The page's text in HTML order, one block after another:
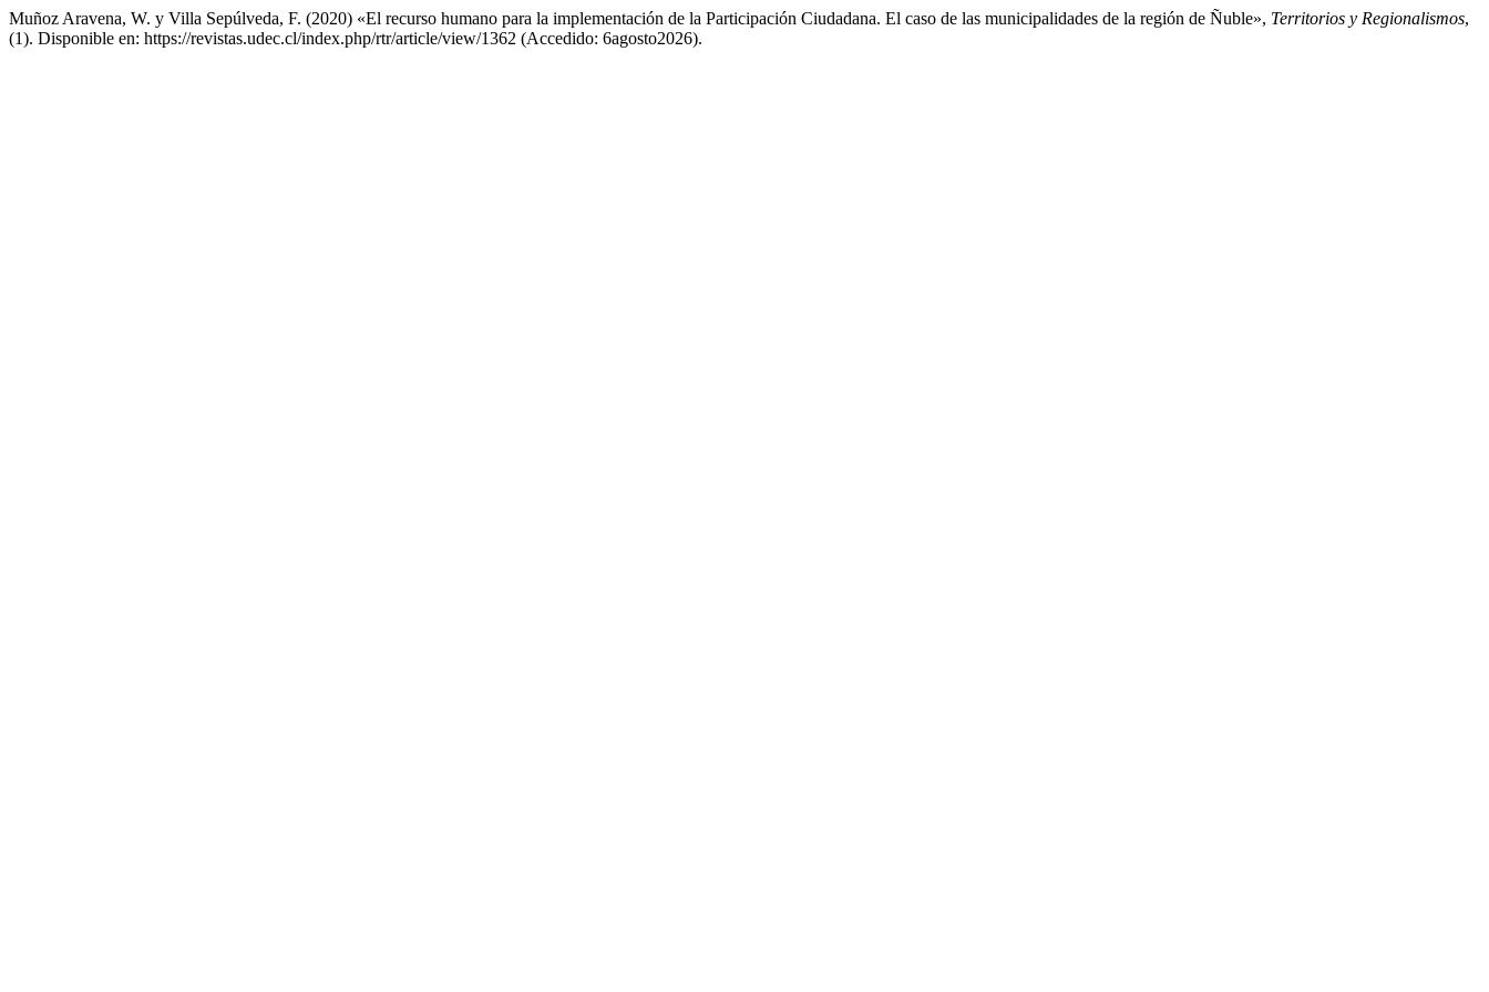
Muñoz Aravena, W. y Villa Sepúlveda, F. (2020) «El recurso humano para la implementación de la Participación Ciudadana. El caso de las municipalidades de la región de Ñuble», Territorios y Regionalismos,
(1). Disponible en: https://revistas.udec.cl/index.php/rtr/article/view/1362 (Accedido: 6agosto2026).